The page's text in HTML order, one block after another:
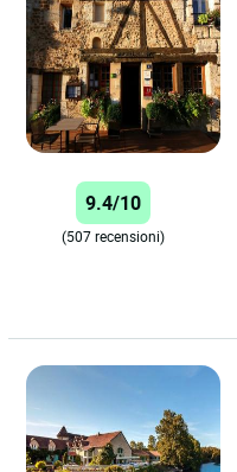
9.4/10
(507 recensioni)